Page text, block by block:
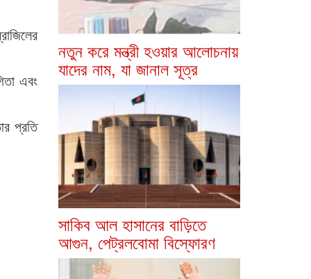
এবং
প্রতি
নতুন করে মন্ত্রী হওয়ার আলোচনায়
যাদের নাম, যা জানাল সূত্র
সাকিব আল হাসানের বাড়িতে
আগুন, পেট্রলবোমা বিস্ফোরণ